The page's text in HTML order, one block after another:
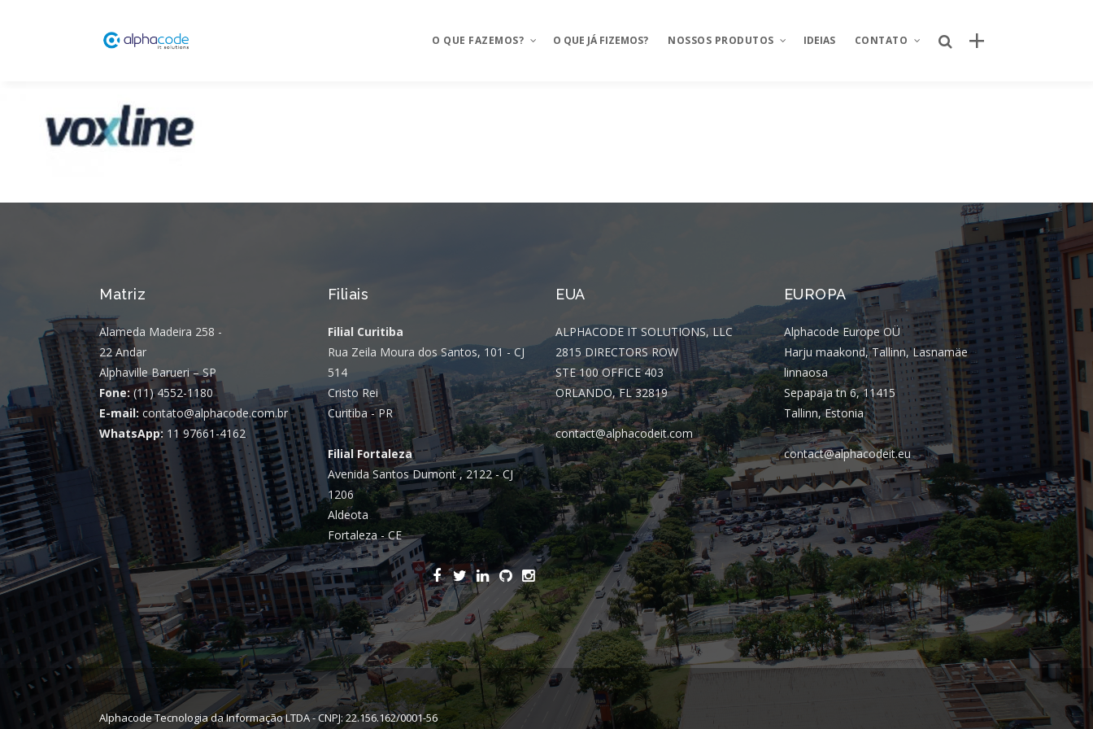
Por que o canal próprio de delivery se
tornou um ativo estratégico para
redes de restaurantes?
Quem criou o novo site da Taco Bell
Brasil? Descubra como o projeto foi
desenvolvido
Quem criou o aplicativo AJFans da
Almeida Junior?
O que é conta escrow e como ela
reduz riscos em operações digitais?
Comentários
Arquivos
agosto 2026
julho 2026
abril 2026
março 2026
fevereiro 2026
O QUE FAZEMOS?
FMS e Delivery Próprio
Sistemas de gestão
E-commerce
Vtex E-commerce
Sites e PWAs
Alexa Skills
Growth Hacking
IOT
Squad as a Service
Desenvolvimento Sob
Medida
Outsourcing
O QUE JÁ FIZEMOS? NOSSOS PRODUTOS
Mosaico Logistica
Sustentação de projetos
Integrações
IDEIAS CONTATO
Matriz
Alameda Madeira 258 -
22 Andar
Alphaville Barueri – SP
Fone: (11) 4552-1180
E-mail: contato@alphacode.com.br
WhatsApp: 11 97661-4162
Filiais
Filial Curitiba
Rua Zeila Moura dos Santos, 101 - CJ
514
Cristo Rei
Curitiba - PR
Filial Fortaleza
Avenida Santos Dumont , 2122 - CJ
1206
Aldeota
Fortaleza - CE
EUA
ALPHACODE IT SOLUTIONS, LLC
2815 DIRECTORS ROW
STE 100 OFFICE 403
ORLANDO, FL 32819
contact@alphacodeit.com
EUROPA
Alphacode Europe OÜ
Harju maakond, Tallinn, Lasnamäe
linnaosa
Sepapaja tn 6, 11415
Tallinn, Estonia
contact@alphacodeit.eu
Alphacode Tecnologia da Informação LTDA - CNPJ: 22.156.162/0001-56